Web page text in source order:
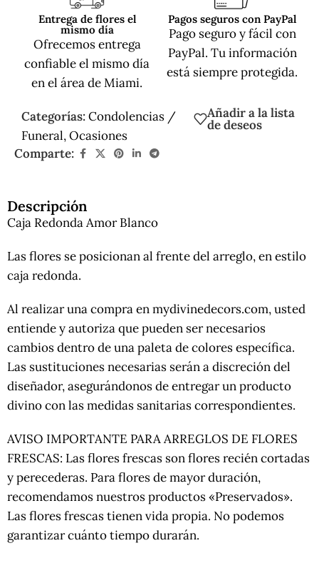
Entrega de flores el
mismo día
Ofrecemos entrega
confiable el mismo día
en el área de Miami.
Pagos seguros con PayPal
Pago seguro y fácil con
PayPal. Tu información
está siempre protegida.
Categorías:Condolencias /
Funeral,Ocasiones
Añadir a la lista
de deseos
Comparte:
Descripción
Caja Redonda Amor Blanco
Las flores se posicionan al frente del arreglo, en estilo
caja redonda.
Al realizar una compra en mydivinedecors.com, usted
entiende y autoriza que pueden ser necesarios
cambios dentro de una paleta de colores específica.
Las sustituciones necesarias serán a discreción del
diseñador, asegurándonos de entregar un producto
divino con las medidas sanitarias correspondientes.
AVISO IMPORTANTE PARA ARREGLOS DE FLORES
FRESCAS: Las flores frescas son flores recién cortadas
y perecederas. Para flores de mayor duración,
recomendamos nuestros productos «Preservados».
Las flores frescas tienen vida propia. No podemos
garantizar cuánto tiempo durarán.